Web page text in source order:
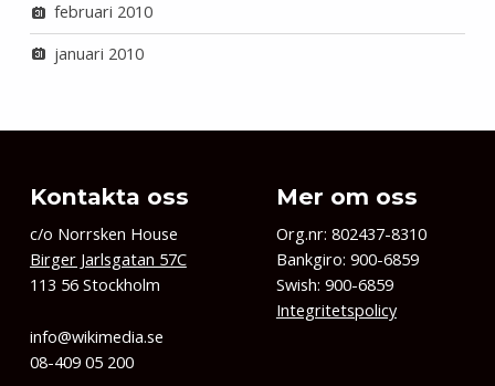
februari 2010
januari 2010
Kontakta oss
c/o Norrsken House
Birger Jarlsgatan 57C
113 56 Stockholm
info@wikimedia.se
08-409 05 200
Mer om oss
Org.nr: 802437-8310
Bankgiro: 900-6859
Swish: 900-6859
Integritetspolicy